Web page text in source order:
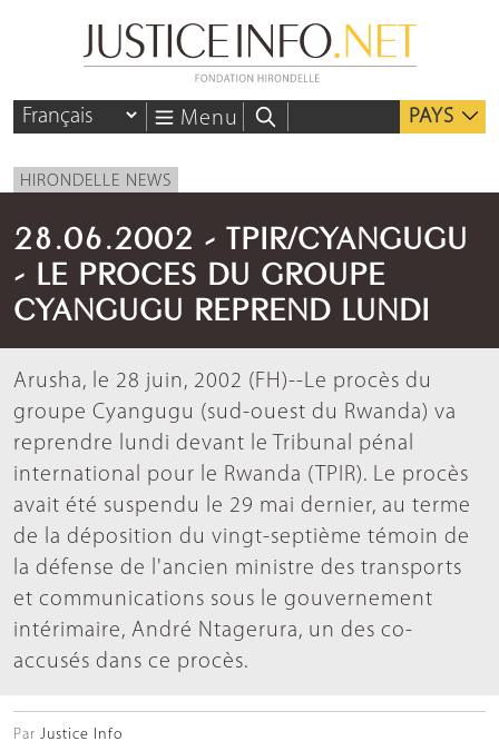
Menu PAYS
HIRONDELLE NEWS
28.06.2002 - TPIR/CYANGUGU
- LE PROCES DU GROUPE
CYANGUGU REPREND LUNDI
Arusha, le 28 juin, 2002 (FH)--Le procès du
groupe Cyangugu (sud-ouest du Rwanda) va
reprendre lundi devant le Tribunal pénal
international pour le Rwanda (TPIR). Le procès
avait été suspendu le 29 mai dernier, au terme
de la déposition du vingt-septième témoin de
la défense de l'ancien ministre des transports
et communications sous le gouvernement
intérimaire, André Ntagerura, un des co-
accusés dans ce procès.
Par Justice Info